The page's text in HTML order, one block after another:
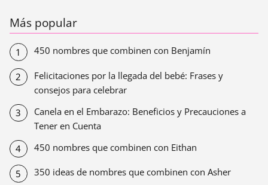
Más popular
450 nombres que combinen con Benjamín
Felicitaciones por la llegada del bebé: Frases y
consejos para celebrar
Canela en el Embarazo: Beneficios y Precauciones a
Tener en Cuenta
450 nombres que combinen con Eithan
350 ideas de nombres que combinen con Asher